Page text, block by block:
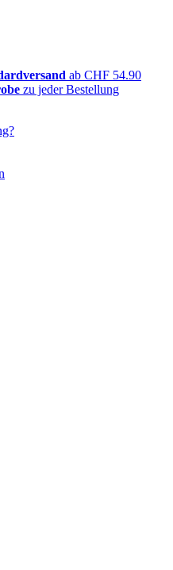
ab CHF 54.90
zu jeder Bestellung